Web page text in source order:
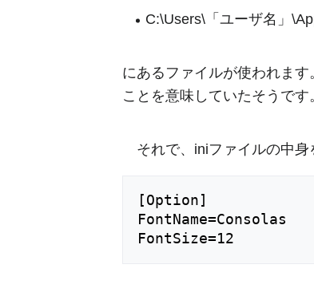
C:\Users\「ユーザ名」
にあるファイルが使われま
ことを意味していたそうで
それで、iniファイルの中身
[Option]
FontName=Consolas